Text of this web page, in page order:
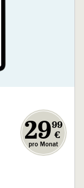
29
,
99
€
pro Monat